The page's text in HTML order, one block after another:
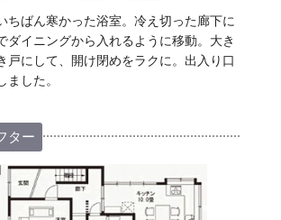
ちばん寒かった浴室。冷え切った廊下に
ダイニングから入れるように移動。大き
戸にして、開け閉めをラクに。出入り口
ました。
ター